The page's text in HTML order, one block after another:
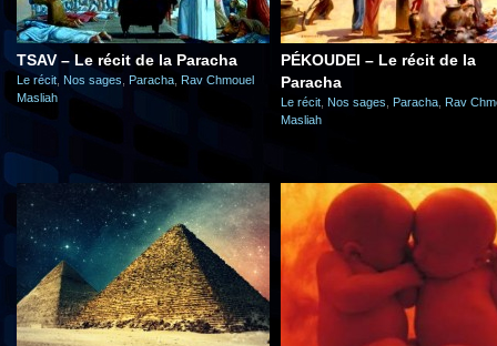
TSAV – Le récit de la Paracha
Le récit Nos sages Paracha Rav Chmouel
Masliah
PÉKOUDEI – Le récit de la
Paracha
Le récit Nos sages Paracha Rav
Masliah